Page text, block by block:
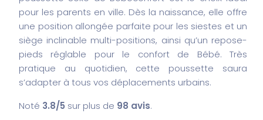
pour les parents en ville. Dès la naissance, elle offre
une position allongée parfaite pour les siestes et un
siège inclinable multi-positions, ainsi qu’un repose-
pieds réglable pour le confort de Bébé. Très
pratique au quotidien, cette poussette saura
s’adapter à tous vos déplacements urbains.
Noté 3.8/5 sur plus de 98 avis.